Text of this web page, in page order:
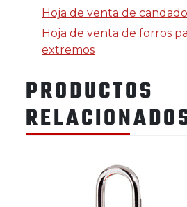
Hoja de venta de
Hoja de venta de forros
extremos
PRODUCTOS